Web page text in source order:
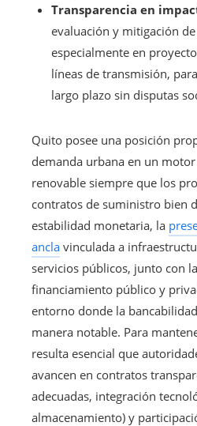
Transparencia en
evaluación y mitigación
especialmente en
líneas de transmisión,
largo plazo sin disputas
Quito posee una posición
demanda urbana en un
renovable siempre que los
contratos de suministro bien
estabilidad monetaria, la
ancla vinculada a
servicios públicos, junto con
financiamiento público y
entorno donde la
manera notable. Para
resulta esencial que
avancen en contratos
adecuadas, integración
almacenamiento) y